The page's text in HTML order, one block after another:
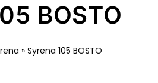
BOSTO
» Syrena 105 BOSTO